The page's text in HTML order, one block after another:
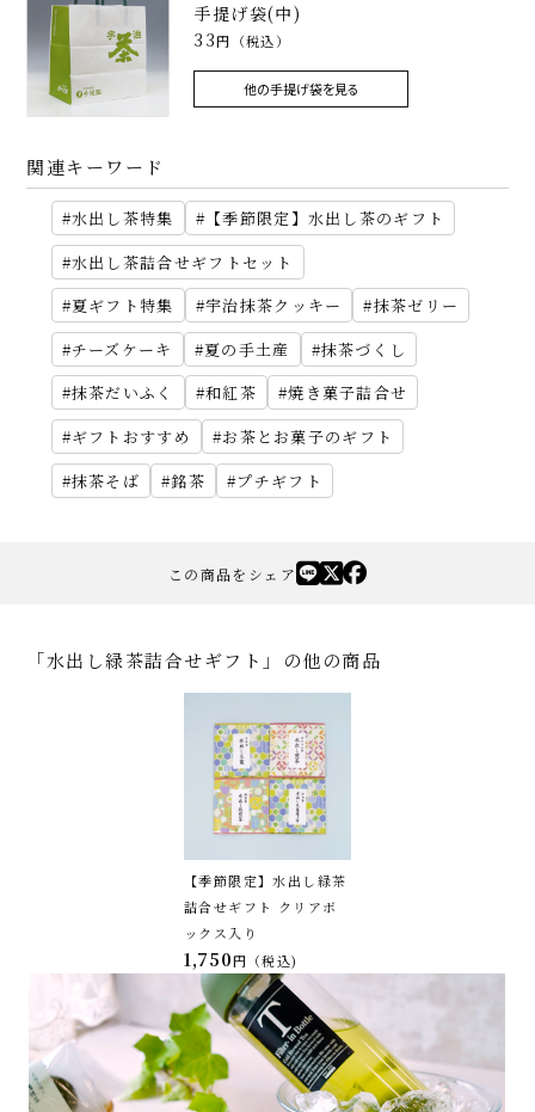
手提げ袋(中)
33円（税込）
他の手提げ袋を見る
関連キーワード
水出し茶特集
【季節限定】水出し茶のギフト
水出し茶詰合せギフトセット
夏ギフト特集
宇治抹茶クッキー
抹茶ゼリー
チーズケーキ
夏の手土産
抹茶づくし
抹茶だいふく
和紅茶
焼き菓子詰合せ
ギフトおすすめ
お茶とお菓子のギフト
抹茶そば
銘茶 プチギフト
この商品をシェア
「水出し緑茶詰合せギフト」の他の商品
【季節限定】水出し緑茶
詰合せギフト クリアボ
ックス入り
1,750 税込